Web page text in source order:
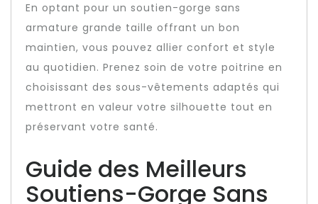
En optant pour un soutien-gorge sans
armature grande taille offrant un bon
maintien, vous pouvez allier confort et style
au quotidien. Prenez soin de votre poitrine en
choisissant des sous-vêtements adaptés qui
mettront en valeur votre silhouette tout en
préservant votre santé.
Guide des Meilleurs
Soutiens-Gorge Sans